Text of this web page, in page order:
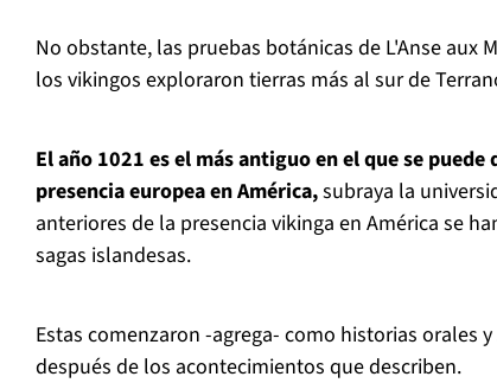
No obstante, las pruebas botánicas de L'Anse aux
los vikingos exploraron tierras más al sur de
El año 1021 es el más antiguo en el que se
presencia europea en América,subraya la
anteriores de la presencia vikinga en América se
sagas islandesas.
Estas comenzaron -agrega- como historias orales
después de los acontecimientos que describen.